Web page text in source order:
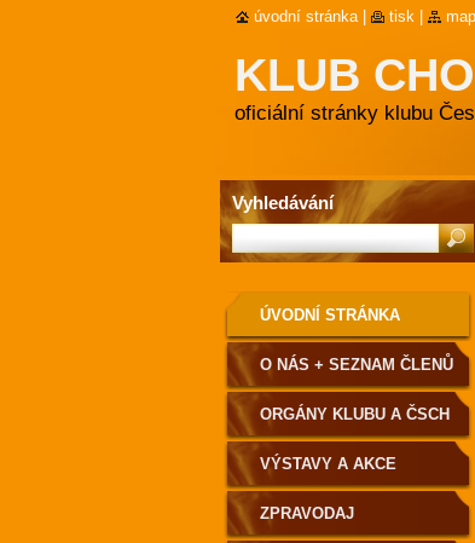
KLUB
oficiální stránky klubu
ÚVODNÍ STRÁNKA
O NÁS + SEZNAM ČLENŮ
ORGÁNY KLUBU A ČSCH
VÝSTAVY A AKCE
ZPRAVODAJ
Vyhledávání
úvodní stránka tisk